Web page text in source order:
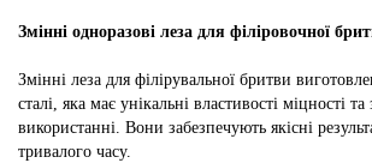
Змінні одноразові леза для філіровочної
Змінні леза для філірувальної бритви
сталі, яка має унікальні властивості міцності та
використанні. Вони забезпечують якісні
тривалого часу.